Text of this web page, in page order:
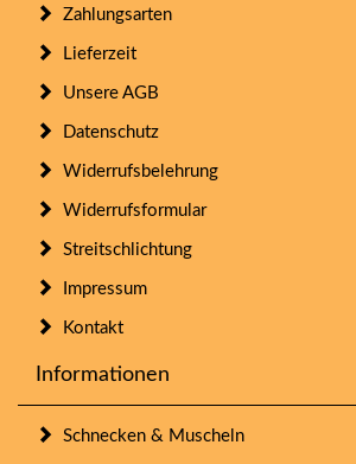
Zahlungsarten
Lieferzeit
Unsere AGB
Datenschutz
Widerrufsbelehrung
Widerrufsformular
Streitschlichtung
Impressum
Kontakt
Informationen
Schnecken & Muscheln